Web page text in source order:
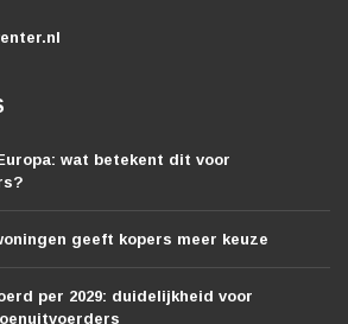
wat betekent dit voor
geeft kopers meer keuze
per 2029: duidelijkheid voor